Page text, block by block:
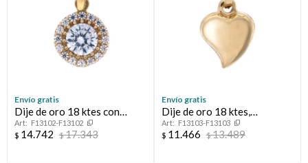
Envío gratis
Dije de oro 18 ktes con
circonias.
F13102-F13102
$ 14.742 $17.343
Envío gratis
Dije de oro 18 ktes,
CORAZÓN.
F13103-F13103
$ 11.466 $13.489